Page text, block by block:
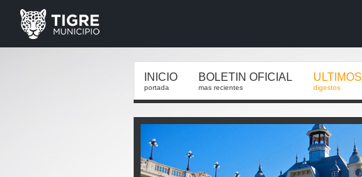
INICIO
portada
BOLETIN OFICIAL
mas recientes
ULTIMOS
digestos